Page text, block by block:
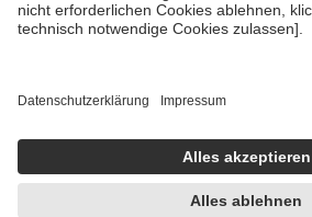
• Harn- und Blutteststreifen
getroffen, um sicherzustellen, dass es sich
https://help.etrusted.com/hc/de/articles/
Einige Bilder und Inhalte wurden unter